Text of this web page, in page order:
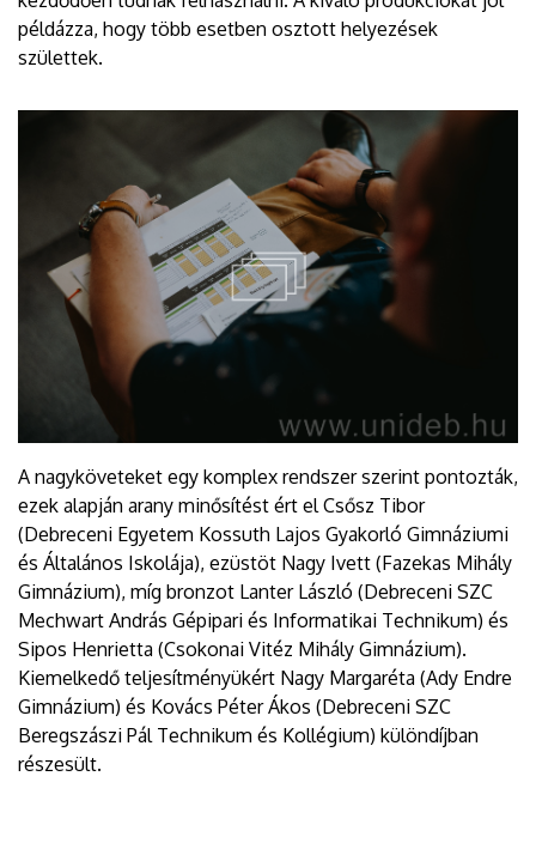
példázza, hogy több esetben osztott helyezések
születtek.
A nagyköveteket egy komplex rendszer szerint pontozták,
ezek alapján arany minősítést ért el Csősz Tibor
(Debreceni Egyetem Kossuth Lajos Gyakorló Gimnáziumi
és Általános Iskolája), ezüstöt Nagy Ivett (Fazekas Mihály
Gimnázium), míg bronzot Lanter László (Debreceni SZC
Mechwart András Gépipari és Informatikai Technikum) és
Sipos Henrietta (Csokonai Vitéz Mihály Gimnázium).
Kiemelkedő teljesítményükért Nagy Margaréta (Ady Endre
Gimnázium) és Kovács Péter Ákos (Debreceni SZC
Beregszászi Pál Technikum és Kollégium) különdíjban
részesült.